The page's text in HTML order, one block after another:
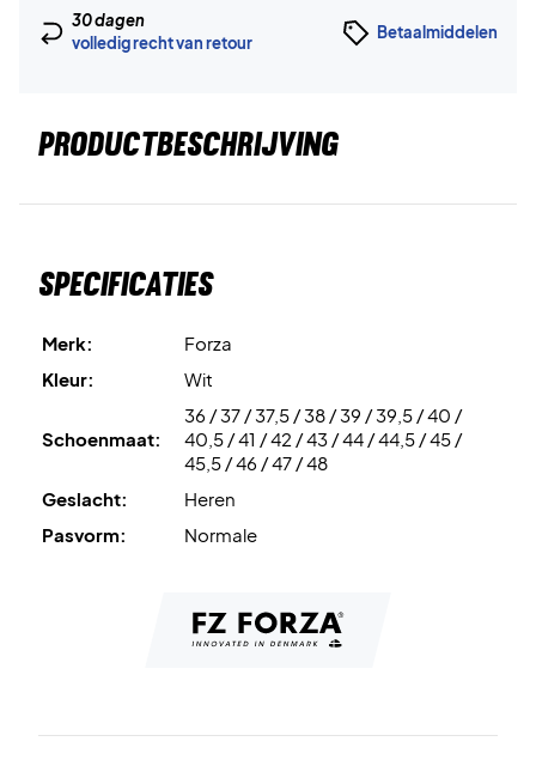
30 dagen
volledig recht van retour
Betaalmiddelen
PRODUCTBESCHRIJVING
Specificaties
Merk:
Forza
Kleur:
Wit
Schoenmaat:
36 / 37 / 37,5 / 38 / 39 / 39,5 / 40 /
40,5 / 41 / 42 / 43 / 44 / 44,5 / 45 /
45,5 / 46 / 47 / 48
Geslacht:
Heren
Pasvorm:
Normale